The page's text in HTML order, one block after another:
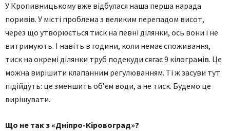
У Кропивницькому вже відбулася наша перша нарада
поривів. У місті проблема з великим перепадом висот,
через що утворюється тиск на певні ділянки, ось вони і не
витримують. І навіть в години, коли немає споживання,
тиск на окремі ділянки труб подекуди сягає 9 кілограмів. Це
можна вирішити клапанним регулюванням. Ті ж засуви тут
підійдуть: це зменшить об’єм води, а не тиск. Будемо це
вирішувати.
Що не так з «Дніпро-Кіровоград»?